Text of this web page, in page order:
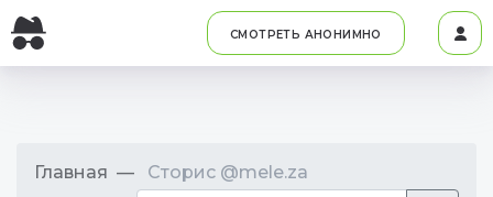
СМОТРЕТЬ АНОНИМНО
Главная Сторис @mele.za